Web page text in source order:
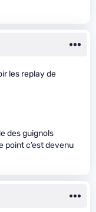
les replay de
des guignols
point c’est devenu